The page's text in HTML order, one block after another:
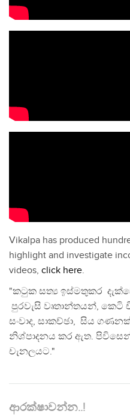
Vikalpa has produced
highlight and investigate
videos, click here.
"කටුක සත්‍ය ඉස්මතුකර
පුරවැසි වෘතාන්තයන්, කෙටි
සංවාද, සාකච්ඡා, සිය
නිශ්පාදනය කර ඇත.
චැනලයට."
ආරක්ෂාවන්න..!